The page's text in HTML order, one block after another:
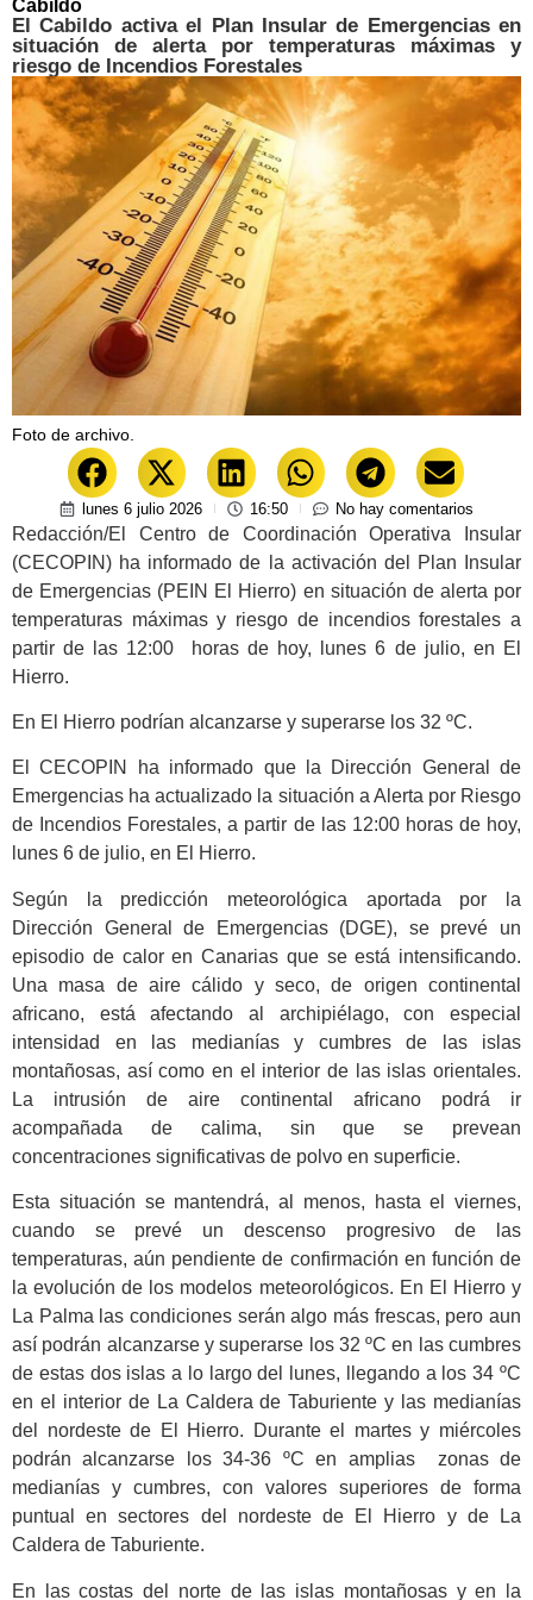
Cabildo
El Cabildo activa el Plan Insular de Emergencias en
situación de alerta por temperaturas máximas y
riesgo de Incendios Forestales
Foto de archivo.
lunes 6 julio 2026 16:50 No hay comentarios
Redacción/El Centro de Coordinación Operativa Insular
(CECOPIN) ha informado de la activación del Plan Insular
de Emergencias (PEIN El Hierro) en situación de alerta por
temperaturas máximas y riesgo de incendios forestales a
partir de las 12:00 horas de hoy, lunes 6 de julio, en El
Hierro.
En El Hierro podrían alcanzarse y superarse los 32 ºC.
El CECOPIN ha informado que la Dirección General de
Emergencias ha actualizado la situación a Alerta por Riesgo
de Incendios Forestales, a partir de las 12:00 horas de hoy,
lunes 6 de julio, en El Hierro.
Según la predicción meteorológica aportada por la
Dirección General de Emergencias (DGE), se prevé un
episodio de calor en Canarias que se está intensificando.
Una masa de aire cálido y seco, de origen continental
africano, está afectando al archipiélago, con especial
intensidad en las medianías y cumbres de las islas
montañosas, así como en el interior de las islas orientales.
La intrusión de aire continental africano podrá ir
acompañada de calima, sin que se prevean
concentraciones significativas de polvo en superficie.
Esta situación se mantendrá, al menos, hasta el viernes,
cuando se prevé un descenso progresivo de las
temperaturas, aún pendiente de confirmación en función de
la evolución de los modelos meteorológicos. En El Hierro y
La Palma las condiciones serán algo más frescas, pero aun
así podrán alcanzarse y superarse los 32 ºC en las cumbres
de estas dos islas a lo largo del lunes, llegando a los 34 ºC
en el interior de La Caldera de Taburiente y las medianías
del nordeste de El Hierro. Durante el martes y miércoles
podrán alcanzarse los 34-36 ºC en amplias zonas de
medianías y cumbres, con valores superiores de forma
puntual en sectores del nordeste de El Hierro y de La
Caldera de Taburiente.
En las costas del norte de las islas montañosas y en la